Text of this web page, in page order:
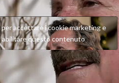
per accettare i cookie marketing e
abilitare questo contenuto